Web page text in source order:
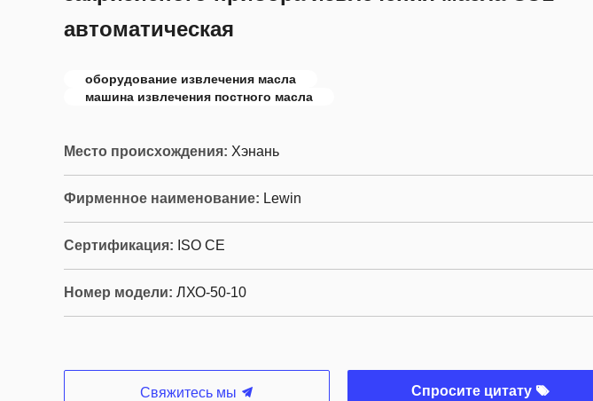
автоматическая
оборудование извлечения масла
машина извлечения постного масла
Место происхождения: Хэнань
Фирменное наименование: Lewin
Сертификация: ISO CE
Номер модели: ЛХО-50-10
Свяжитесь мы Спросите цитату